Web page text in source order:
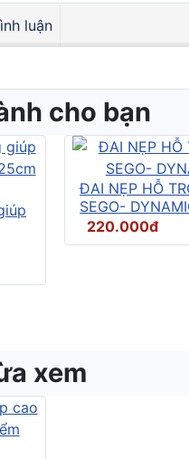
luận
cho bạn
ĐAI NẸP HỖ
SEGO-
220.000đ
xem